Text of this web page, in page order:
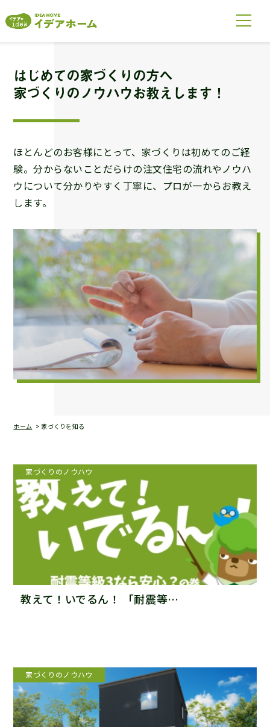
はじめての家づくりの方へ
家づくりのノウハウお教えします！
ほとんどのお客様にとって、家づくりは初めてのご経
験。分からないことだらけの注文住宅の流れやノウハ
ウについて分かりやすく丁寧に、プロが一からお教え
します。
ホーム 家づくりを知る
家づくりのノウハウ
教えて！いでるん！ 「耐震等…
家づくりのノウハウ